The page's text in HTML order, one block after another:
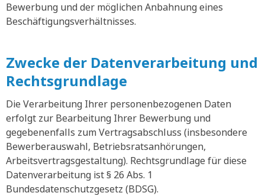
Bewerbung und der möglichen Anbahnung eines
Beschäftigungsverhältnisses.
Zwecke der Datenverarbeitung und
Rechtsgrundlage
Die Verarbeitung Ihrer personenbezogenen Daten
erfolgt zur Bearbeitung Ihrer Bewerbung und
gegebenenfalls zum Vertragsabschluss (insbesondere
Bewerberauswahl, Betriebsratsanhörungen,
Arbeitsvertragsgestaltung). Rechtsgrundlage für diese
Datenverarbeitung ist § 26 Abs. 1
Bundesdatenschutzgesetz (BDSG).